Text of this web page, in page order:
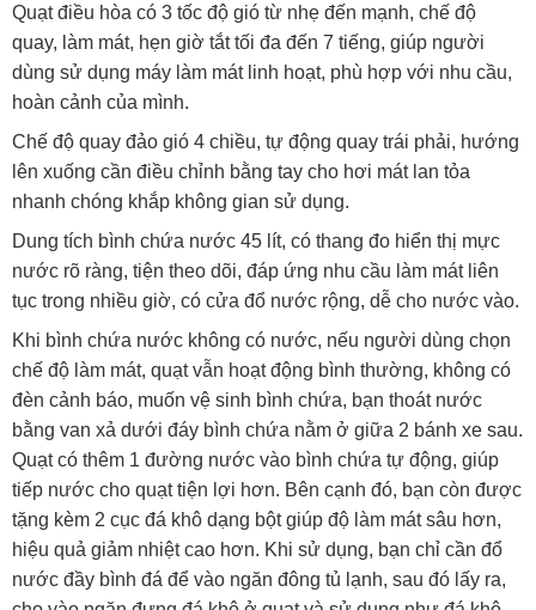
Quạt điều hòa có 3 tốc độ gió từ nhẹ đến mạnh, chế độ
quay, làm mát, hẹn giờ tắt tối đa đến 7 tiếng, giúp người
dùng sử dụng máy làm mát linh hoạt, phù hợp với nhu cầu,
hoàn cảnh của mình.
Chế độ quay đảo gió 4 chiều, tự động quay trái phải, hướng
lên xuống cần điều chỉnh bằng tay cho hơi mát lan tỏa
nhanh chóng khắp không gian sử dụng.
Dung tích bình chứa nước 45 lít, có thang đo hiển thị mực
nước rõ ràng, tiện theo dõi, đáp ứng nhu cầu làm mát liên
tục trong nhiều giờ, có cửa đổ nước rộng, dễ cho nước vào.
Khi bình chứa nước không có nước, nếu người dùng chọn
chế độ làm mát, quạt vẫn hoạt động bình thường, không có
đèn cảnh báo, muốn vệ sinh bình chứa, bạn thoát nước
bằng van xả dưới đáy bình chứa nằm ở giữa 2 bánh xe sau.
Quạt có thêm 1 đường nước vào bình chứa tự động, giúp
tiếp nước cho quạt tiện lợi hơn. Bên cạnh đó, bạn còn được
tặng kèm 2 cục đá khô dạng bột giúp độ làm mát sâu hơn,
hiệu quả giảm nhiệt cao hơn. Khi sử dụng, bạn chỉ cần đổ
nước đầy bình đá để vào ngăn đông tủ lạnh, sau đó lấy ra,